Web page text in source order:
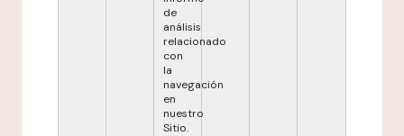
de
análisis
relacionado
con
la
navegación
en
nuestro
Sitio.